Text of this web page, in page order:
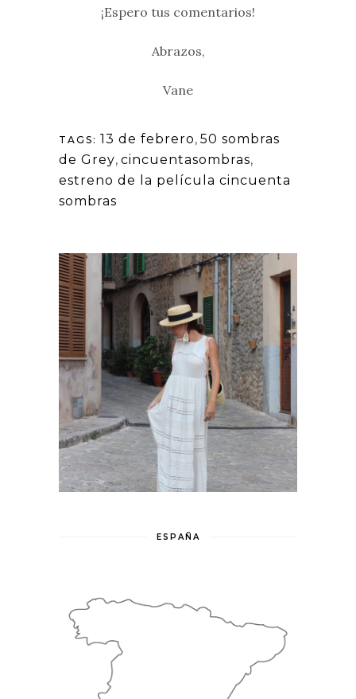
¡Espero tus comentarios!
Abrazos,
Vane
TAGS: 13 de febrero, 50 sombras
de Grey, cincuentasombras,
estreno de la película cincuenta
sombras
ESPAÑA